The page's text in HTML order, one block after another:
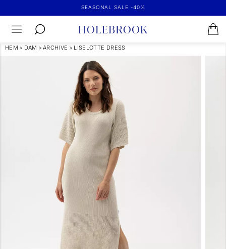
SEASONAL SALE -40%
HEM > DAM > ARCHIVE > LISELOTTE DRESS